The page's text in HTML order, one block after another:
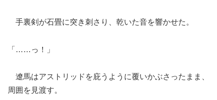
手裏剣が石畳に突き刺さり、乾いた音を響かせた。
「……っ！」
遼馬はアストリッドを庇うように覆いかぶさったまま、
周囲を見渡す。